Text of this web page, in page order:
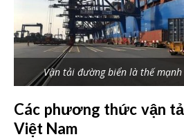
Vận tải đường biển là thế mạnh
Các phương thức vận
Việt Nam